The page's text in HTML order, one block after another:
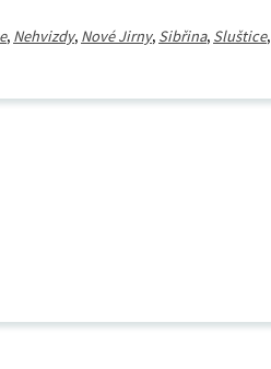
, Nehvizdy, Nové Jirny, Sibřina, Sluštice,